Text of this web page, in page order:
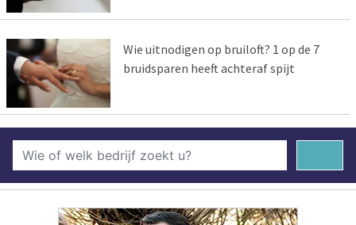
Wie uitnodigen op bruiloft? 1 op de 7
bruidsparen heeft achteraf spijt